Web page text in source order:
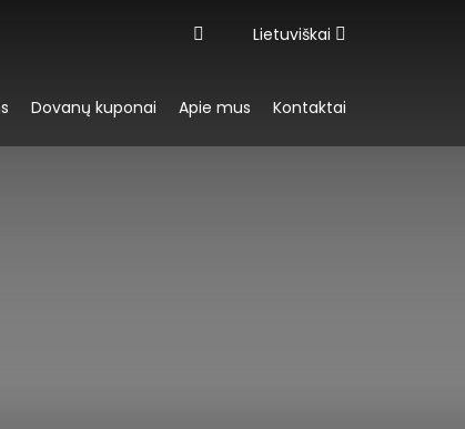
Lietuviškai
Dovanų kuponai Apie mus Kontaktai